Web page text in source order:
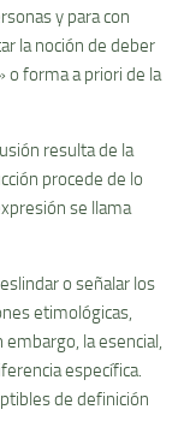
y para con
la noción de deber
o forma a priori de la
resulta de la
procede de lo
se llama
o señalar los
etimológicas,
la esencial,
especí­fica.
de definición